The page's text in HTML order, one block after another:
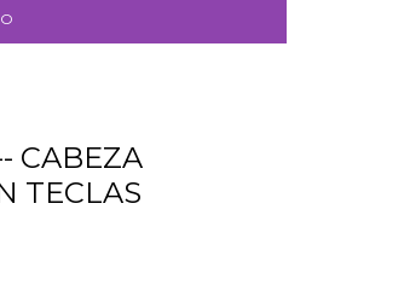
FREE
CABEZA
TECLAS